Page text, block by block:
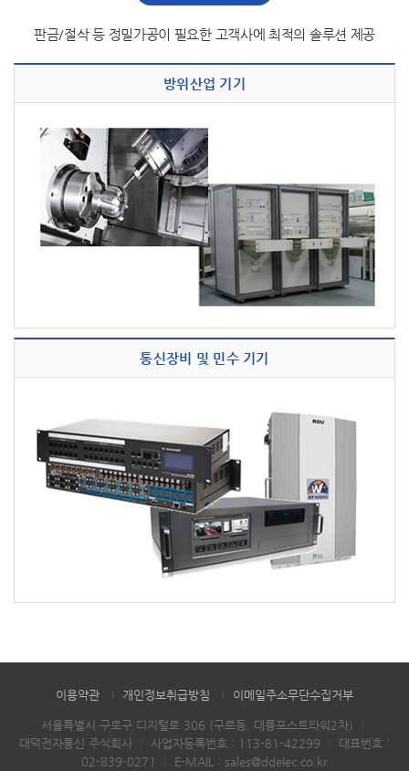
판금/절삭 등 정밀가공이 필요한 고객사에 최적의 솔루션 제공
방위산업 기기
통신장비 및 민수 기기
이용약관 개인정보취급방침 이메일주소무단수집거부
서울특별시 구로구 디지털로 306 (구로동, 대륭포스트타워2차)
대덕전자통신 주식회사
사업자등록번호 : 113-81-42299
대표번호 :
02-839-0271
E-MAIL : sales@ddelec.co.kr